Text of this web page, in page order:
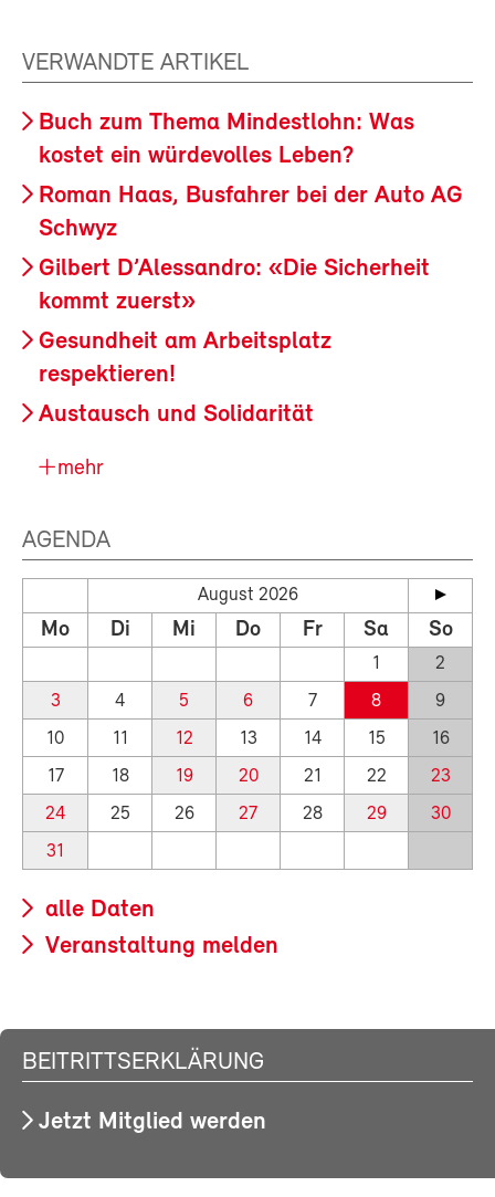
VERWANDTE ARTIKEL
Buch zum Thema Mindestlohn: Was
kostet ein würdevolles Leben?
Roman Haas, Busfahrer bei der Auto AG
Schwyz
Gilbert D’Alessandro: «Die Sicherheit
kommt zuerst»
Gesundheit am Arbeitsplatz
respektieren!
Austausch und Solidarität
mehr
AGENDA
August 2026
Mo Di Mi Do Fr Sa So
1
2
3
4 5 6 7 8
9
10
11 12 13 14 15
16
17
18 19 20 21 22
23
24
25 26 27 28 29
30
31
alle Daten
Veranstaltung melden
BEITRITTSERKLÄRUNG
Jetzt Mitglied werden